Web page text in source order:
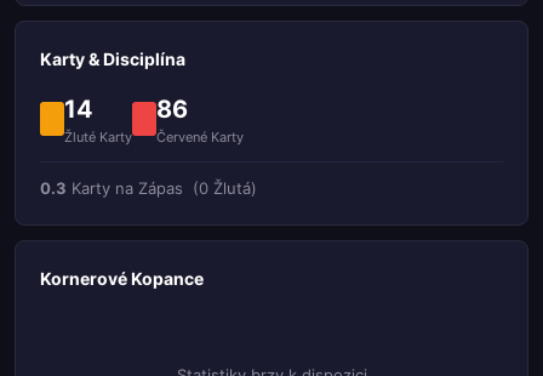
Karty & Disciplína
14
Žluté Karty
86
Červené Karty
0.3 Karty na Zápas (0 Žlutá)
Kornerové Kopance